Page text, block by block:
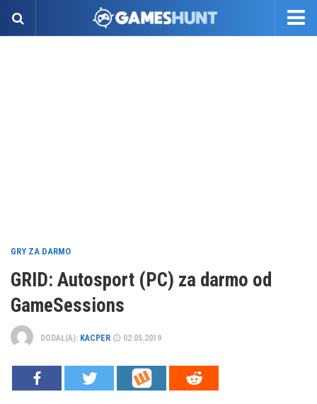
GRY ZA DARMO
GRID: Autosport (PC) za darmo od
GameSessions
DODAŁ(A): KACPER 02.05.2019